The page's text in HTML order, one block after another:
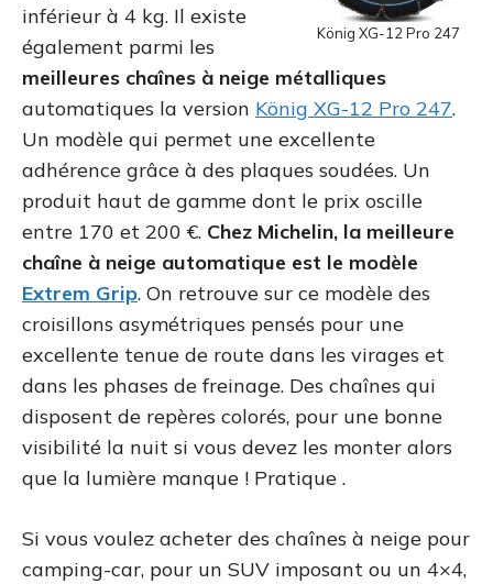
König XG-12 Pro 247
inférieur à 4 kg. Il existe
également parmi les
meilleures chaînes à neige métalliques
automatiques la version König XG-12 Pro 247.
Un modèle qui permet une excellente
adhérence grâce à des plaques soudées. Un
produit haut de gamme dont le prix oscille
entre 170 et 200 €. Chez Michelin, la meilleure
chaîne à neige automatique est le modèle
Extrem Grip. On retrouve sur ce modèle des
croisillons asymétriques pensés pour une
excellente tenue de route dans les virages et
dans les phases de freinage. Des chaînes qui
disposent de repères colorés, pour une bonne
visibilité la nuit si vous devez les monter alors
que la lumière manque ! Pratique .
Si vous voulez acheter des chaînes à neige pour
camping-car, pour un SUV imposant ou un 4×4,